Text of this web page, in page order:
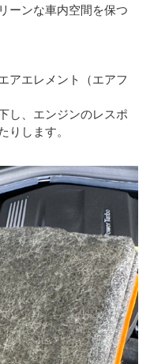
ーンな車内空間を保つ
アエレメント（エアフ
し、エンジンのレスポ
りします。